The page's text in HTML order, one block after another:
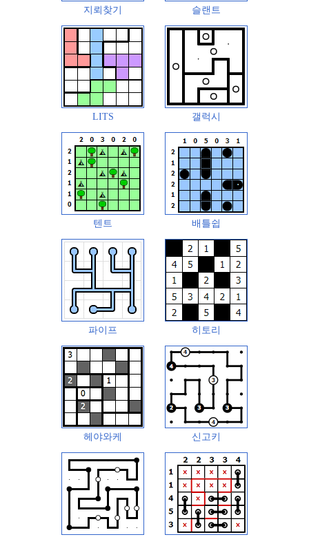
지뢰찾기 슬랜트
LITS 갤럭시
텐트 배틀쉽
파이프 히토리
헤야와케 신고키